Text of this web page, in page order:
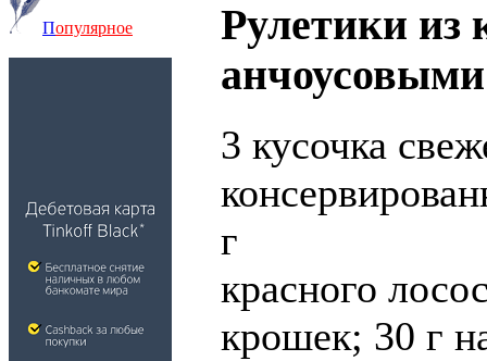
Популярное
Рулетики из
3 кусочка
г
красного
крошек; 30 г